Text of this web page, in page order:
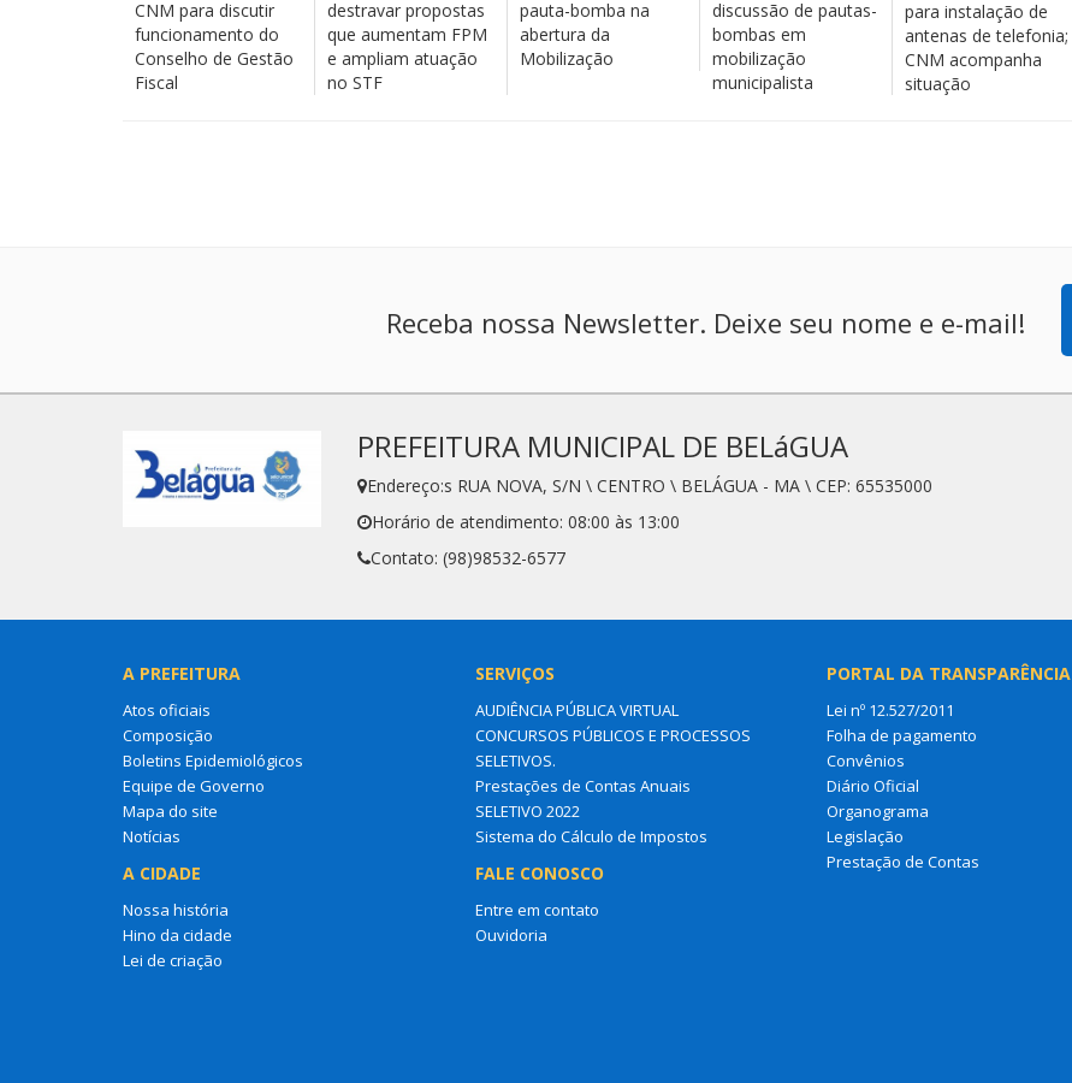
CNM para discutir
funcionamento do
Conselho de Gestão
Fiscal
destravar propostas
que aumentam FPM
e ampliam atuação
no STF
pauta-bomba na
abertura da
Mobilização
discussão de pautas-
bombas em
mobilização
municipalista
para instalação de
antenas de telefonia;
CNM acompanha
situação
Receba nossa Newsletter. Deixe seu nome e e-mail!
PREFEITURA MUNICIPAL DE BELáGUA
Endereço:s RUA NOVA, S/N \ CENTRO \ BELÁGUA - MA \ CEP: 65535000
Horário de atendimento: 08:00 às 13:00
Contato: (98)98532-6577
A PREFEITURA
Atos oficiais
Composição
Boletins Epidemiológicos
Equipe de Governo
Mapa do site
Notícias
A CIDADE
Nossa história
Hino da cidade
Lei de criação
SERVIÇOS
AUDIÊNCIA PÚBLICA VIRTUAL
CONCURSOS PÚBLICOS E PROCESSOS
SELETIVOS.
Prestações de Contas Anuais
SELETIVO 2022
Sistema do Cálculo de Impostos
FALE CONOSCO
Entre em contato
Ouvidoria
PORTAL DA TRANSPARÊNCIA
Lei nº 12.527/2011
Folha de pagamento
Convênios
Diário Oficial
Organograma
Legislação
Prestação de Contas